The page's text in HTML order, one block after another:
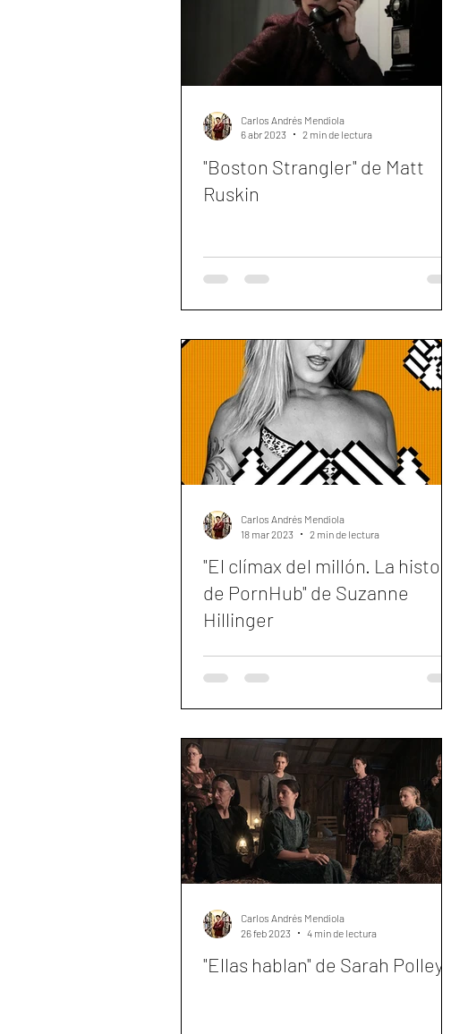
"Boston Strangler" de Matt
Ruskin
Carlos Andrés Mendiola
6 abr 2023
2 min de lectura
"El clímax del millón. La historia
de PornHub" de Suzanne
Hillinger
Carlos Andrés Mendiola
18 mar 2023
2 min de lectura
"Ellas hablan" de Sarah Polley
Carlos Andrés Mendiola
26 feb 2023
4 min de lectura